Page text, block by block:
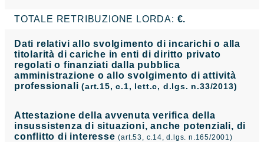
TOTALE RETRIBUZIONE LORDA: €.
Dati relativi allo svolgimento di incarichi o alla
titolarità di cariche in enti di diritto privato
regolati o finanziati dalla pubblica
amministrazione o allo svolgimento di attività
professionali(art.15, c.1, lett.c, d.lgs. n.33/2013)
Attestazione della avvenuta verifica della
insussistenza di situazioni, anche potenziali, di
conflitto di interesse(art.53, c.14, d.lgs. n.165/2001)